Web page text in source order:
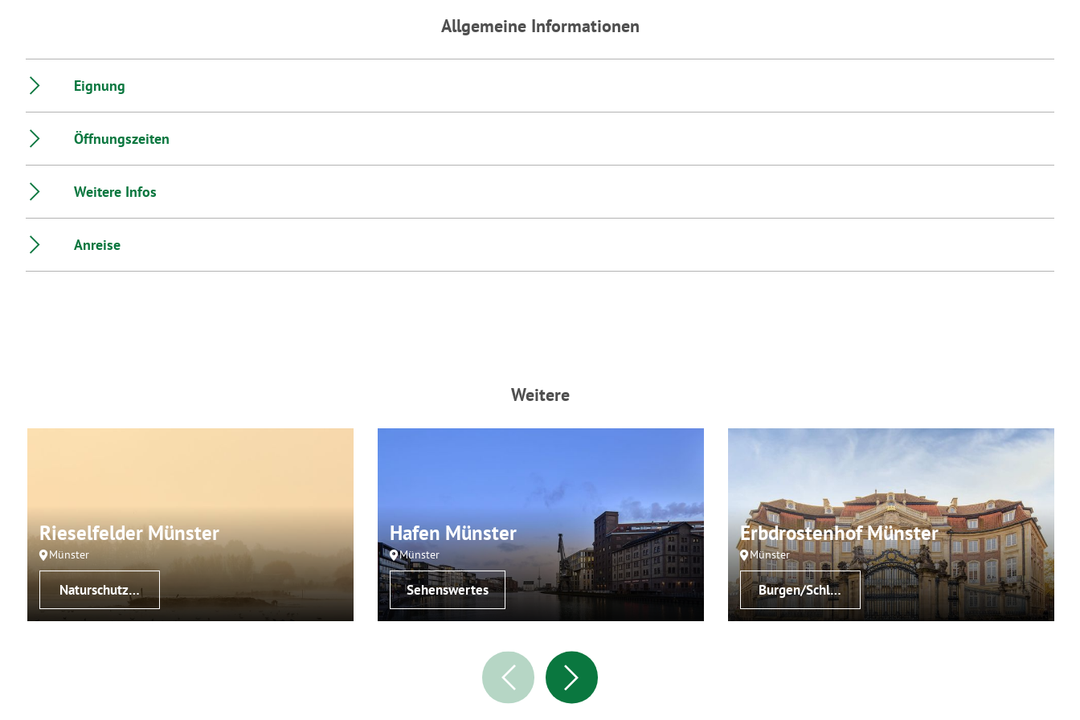
Allgemeine Informationen
Eignung
Öffnungszeiten
Weitere Infos
Anreise
Weitere
Rieselfelder Münster
Münster
Naturschutzgebiet
Hafen Münster
Münster
Sehenswertes
Erbdrostenhof Münster
Münster
Burgen/Schlösser